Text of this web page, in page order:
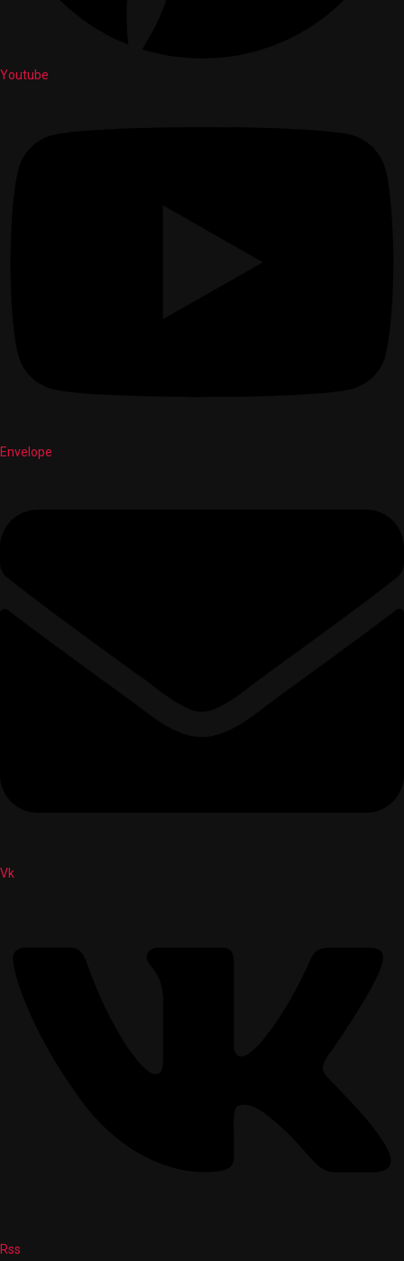
Youtube
Envelope
Vk
Rss